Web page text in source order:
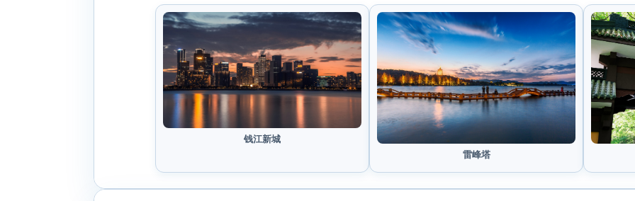
钱江新城
雷峰塔